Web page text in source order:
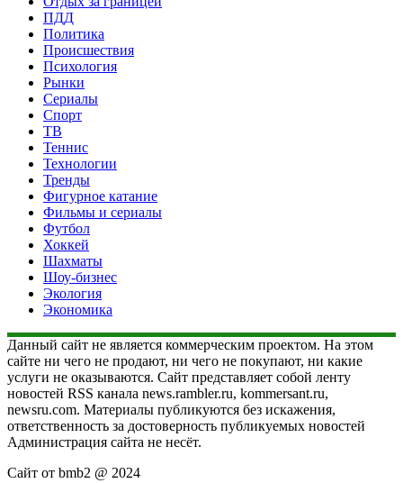
ПДД
Политика
Происшествия
Психология
Рынки
Сериалы
Спорт
ТВ
Теннис
Технологии
Тренды
Фигурное катание
Фильмы и сериалы
Футбол
Хоккей
Шахматы
Шоу-бизнес
Экология
Экономика
Данный сайт не является коммерческим проектом. На этом
сайте ни чего не продают, ни чего не покупают, ни какие
услуги не оказываются. Сайт представляет собой ленту
новостей RSS канала news.rambler.ru, kommersant.ru,
newsru.com. Материалы публикуются без искажения,
ответственность за достоверность публикуемых новостей
Администрация сайта не несёт.
Сайт от bmb2 @ 2024